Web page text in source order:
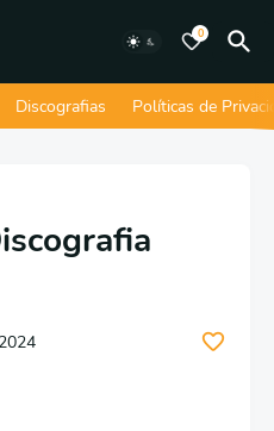
0
Discografias Políticas de